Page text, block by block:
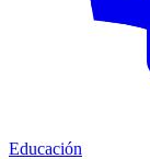
Educación